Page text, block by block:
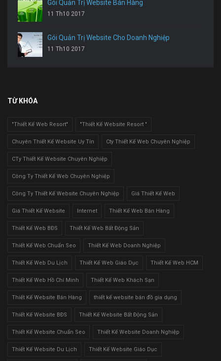
Gói Quản Trị Website Bán Hàng
11 Th10 2017
Gói Quản Trị Website Cho Doanh Nghiệp
11 Th10 2017
TỪ KHÓA
"Thiết Kế Web Resort" "Thiết Kế Website Resort "
Chuyên Thiết Kế Website Uy Tín Cty Thiết Kế Web Chuyên Nghiệp
CTy Thiết Kế Website Chuyên Nghiệp
Công Ty Thiết Kế Web Chuyên Nghiệp
Công Ty Thiết Kế Website Chuyên Nghiệp Giá Thiết Kế Web
Giá Thiết Kế Website Internet Thiết Kế Web Bán Hàng
Thiết Kế Web BĐS Thiết Kế Web Bất Động Sản
Thiết Kế Web Chuẩn Seo Thiết Kế Web Doanh Nghiệp
Thiết Kế Web Du Lịch Thiết Kế Web Giáo Dục Thiết Kế Web HCM
Thiết Kế Web Hồ Chí Minh Thiết Kế Web Khách Sạn
Thiết Kế Website Bán Hàng thiết kế website bán đồ gia dụng
Thiết Kế Website BĐS Thiết Kế Website Bất Động Sản
Thiết Kế Website Chuẩn Seo Thiết Kế Website Doanh Nghiệp
Thiết Kế Website Du Lịch Thiết Kế Website Giáo Dục